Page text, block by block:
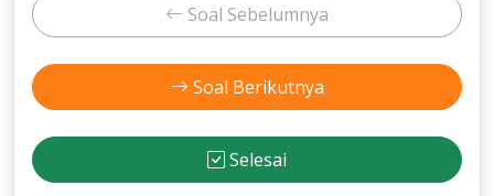
Soal Sebelumnya
Soal Berikutnya
Selesai